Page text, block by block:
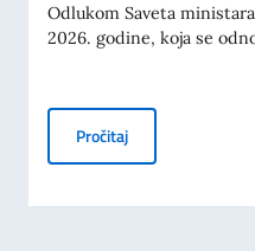
Odlukom Saveta
2026. godine, koja se
PročitajOBJAVLJEN JE